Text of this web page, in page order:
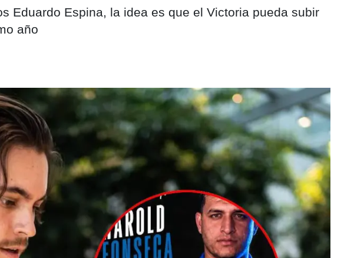
Eduardo Espina, la idea es que el Victoria pueda subir
año